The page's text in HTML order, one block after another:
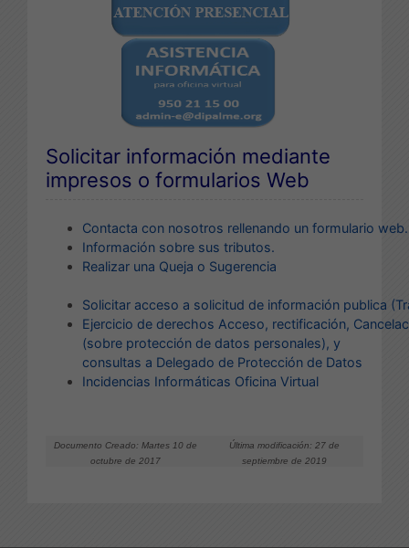
Solicitar información mediante
impresos o formularios Web
Contacta con nosotros rellenando un formulario web.
Información sobre sus tributos.
Realizar una Queja o Sugerencia
Solicitar acceso a solicitud de información publica
Ejercicio de derechos Acceso, rectificación,
(sobre protección de datos personales), y
consultas a Delegado de Protección de Datos
Incidencias Informáticas Oficina Virtual
Documento Creado: Martes 10 de
octubre de 2017
Última modificación: 27 de
septiembre de 2019